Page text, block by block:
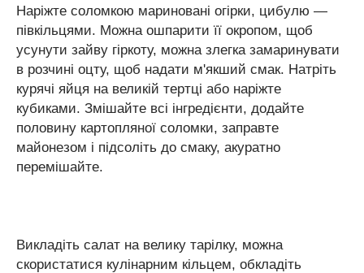
Наріжте соломкою мариновані огірки, цибулю —
півкільцями. Можна ошпарити її окропом, щоб
усунути зайву гіркоту, можна злегка замаринувати
в розчині оцту, щоб надати м'якший смак. Натріть
курячі яйця на великій тертці або наріжте
кубиками. Змішайте всі інгредієнти, додайте
половину картопляної соломки, заправте
майонезом і підсоліть до смаку, акуратно
перемішайте.
Викладіть салат на велику тарілку, можна
скористатися кулінарним кільцем, обкладіть